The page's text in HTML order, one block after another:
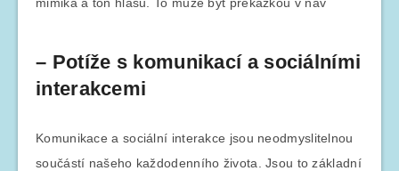
– Potíže s komunikací a sociálními
interakcemi
Komunikace a sociální interakce jsou neodmyslitelnou
součástí našeho každodenního života. Jsou to základní